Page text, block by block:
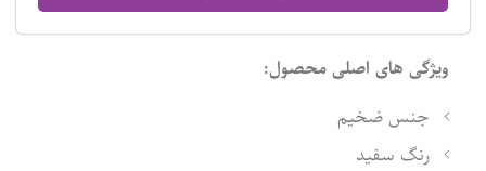
ویژگی های اصلی محصول:
جنس ضخیم
رنگ سفید